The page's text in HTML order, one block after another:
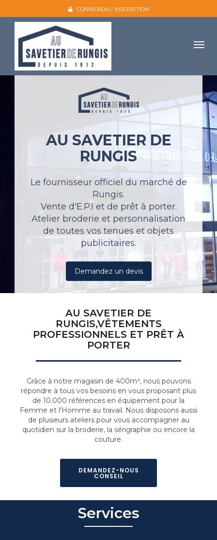
CONNEXION / INSCRIPTION
L'entreprise
Nos produits
Galerie photo
Atelier broderie
Catalogues
Mon compte
Devis et contact
AU SAVETIER DE
RUNGIS
Le fournisseur officiel du marché de
Rungis.
Vente d'E.P.I et de prêt à porter.
Atelier broderie et personnalisation
de toutes vos tenues et objets
publicitaires.
Demandez un devis
AU SAVETIER DE
RUNGIS,VÊTEMENTS
PROFESSIONNELS ET PRÊT À
PORTER
Grâce à notre magasin de 400m², nous pouvons
répondre à tous vos besoins en vous proposant plus
de 10.000 références en équipement pour la
Femme et l'Homme au travail. Nous disposons aussi
de plusieurs ateliers pour vous accompagner au
quotidien sur la broderie, la sérigraphie ou encore la
couture.
DEMANDEZ-NOUS
CONSEIL
Services